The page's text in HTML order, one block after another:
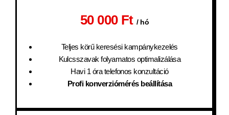
50 000 Ft/ hó
Teljes körű keresési kampánykezelés
Kulcsszavak folyamatos optimalizálása
Havi 1 óra telefonos konzultáció
Profi konverziómérés beállítása